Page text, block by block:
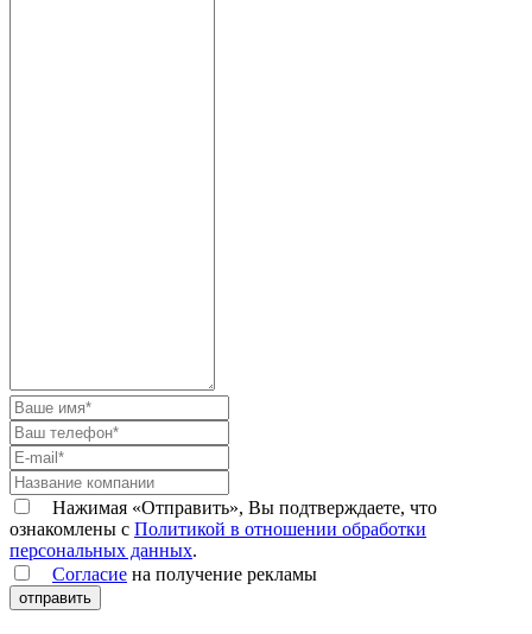
Нажимая «Отправить», Вы подтверждаете, что
ознакомлены с Политикой в отношении обработки
персональных данных.
Согласие на получение рекламы
отправить